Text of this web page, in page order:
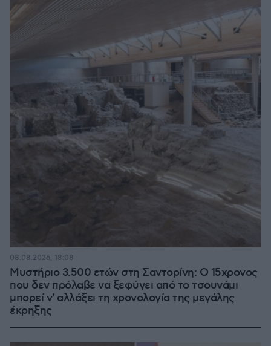
Μυστήριο 3.500 ετών στη Σαντορίνη: Ο 15χρονος
που δεν πρόλαβε να ξεφύγει από το τσουνάμι
μπορεί ν' αλλάξει τη χρονολογία της μεγάλης
έκρηξης
08.08.2026, 18:08